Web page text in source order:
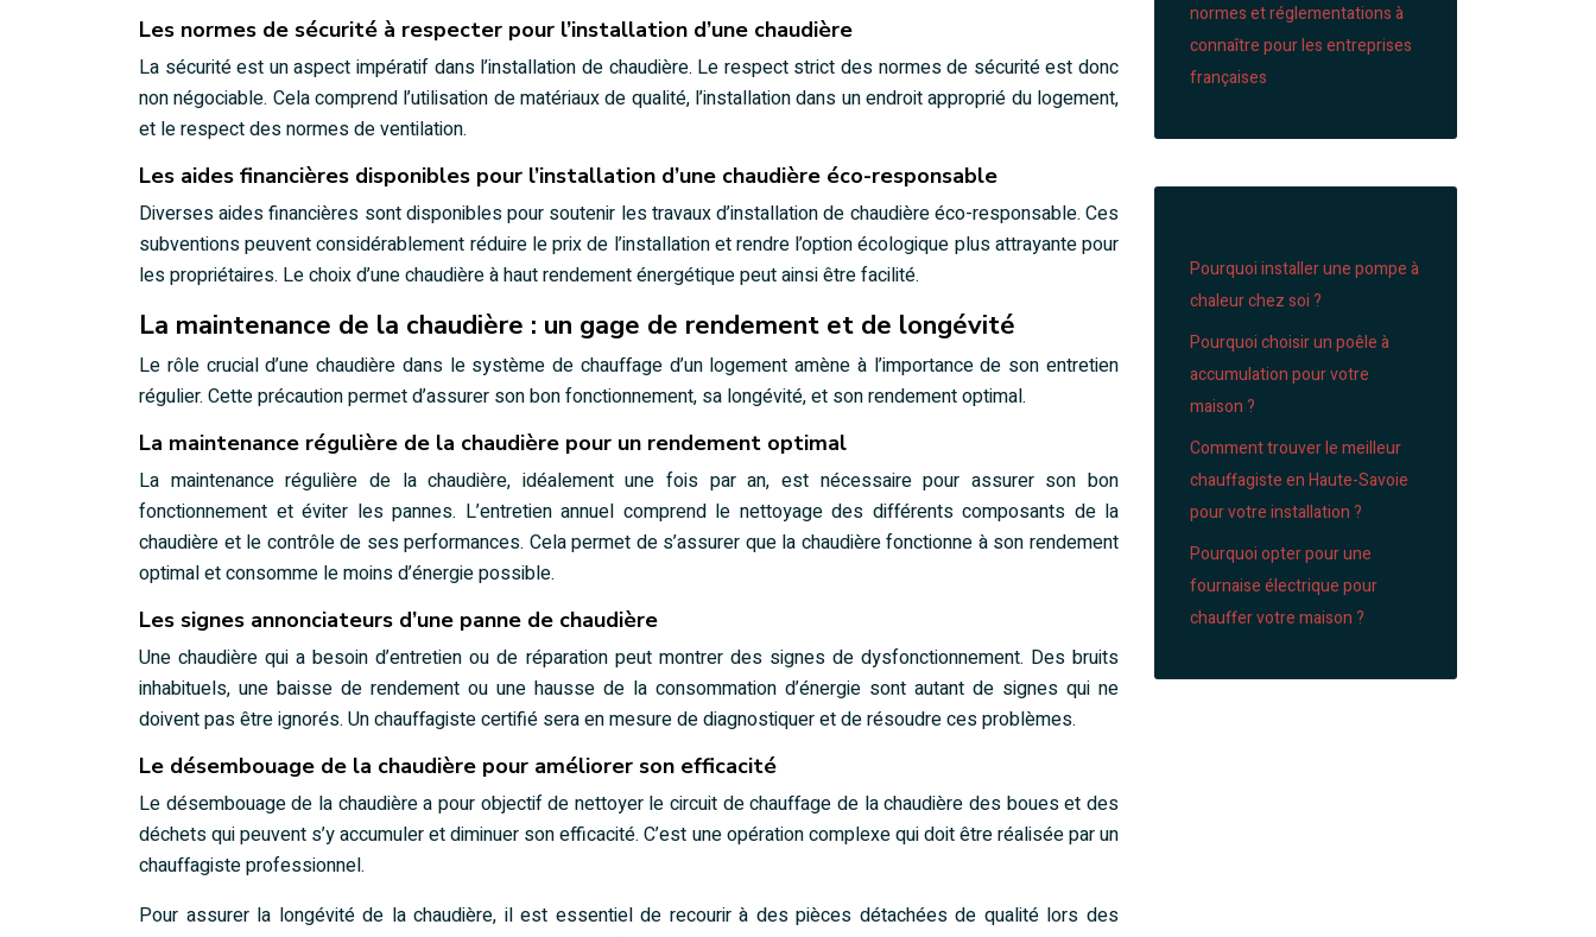
Les normes de sécurité à respecter pour l’installation d’une chaudière
La sécurité est un aspect impératif dans l’installation de chaudière. Le respect strict des normes de sécurité est donc
non négociable. Cela comprend l’utilisation de matériaux de qualité, l’installation dans un endroit approprié du logement,
et le respect des normes de ventilation.
Les aides financières disponibles pour l’installation d’une chaudière éco-responsable
Diverses aides financières sont disponibles pour soutenir les travaux d’installation de chaudière éco-responsable. Ces
subventions peuvent considérablement réduire le prix de l’installation et rendre l’option écologique plus attrayante pour
les propriétaires. Le choix d’une chaudière à haut rendement énergétique peut ainsi être facilité.
La maintenance de la chaudière : un gage de rendement et de longévité
Le rôle crucial d’une chaudière dans le système de chauffage d’un logement amène à l’importance de son entretien
régulier. Cette précaution permet d’assurer son bon fonctionnement, sa longévité, et son rendement optimal.
La maintenance régulière de la chaudière pour un rendement optimal
La maintenance régulière de la chaudière, idéalement une fois par an, est nécessaire pour assurer son bon
fonctionnement et éviter les pannes. L’entretien annuel comprend le nettoyage des différents composants de la
chaudière et le contrôle de ses performances. Cela permet de s’assurer que la chaudière fonctionne à son rendement
optimal et consomme le moins d’énergie possible.
Les signes annonciateurs d’une panne de chaudière
Une chaudière qui a besoin d’entretien ou de réparation peut montrer des signes de dysfonctionnement. Des bruits
inhabituels, une baisse de rendement ou une hausse de la consommation d’énergie sont autant de signes qui ne
doivent pas être ignorés. Un chauffagiste certifié sera en mesure de diagnostiquer et de résoudre ces problèmes.
Le désembouage de la chaudière pour améliorer son efficacité
Le désembouage de la chaudière a pour objectif de nettoyer le circuit de chauffage de la chaudière des boues et des
déchets qui peuvent s’y accumuler et diminuer son efficacité. C’est une opération complexe qui doit être réalisée par un
chauffagiste professionnel.
Pour assurer la longévité de la chaudière, il est essentiel de recourir à des pièces détachées de qualité lors des
normes et réglementations à
connaître pour les entreprises
françaises
Pourquoi installer une pompe à
chaleur chez soi ?
Pourquoi choisir un poêle à
accumulation pour votre
maison ?
Comment trouver le meilleur
chauffagiste en Haute-Savoie
pour votre installation ?
Pourquoi opter pour une
fournaise électrique pour
chauffer votre maison ?